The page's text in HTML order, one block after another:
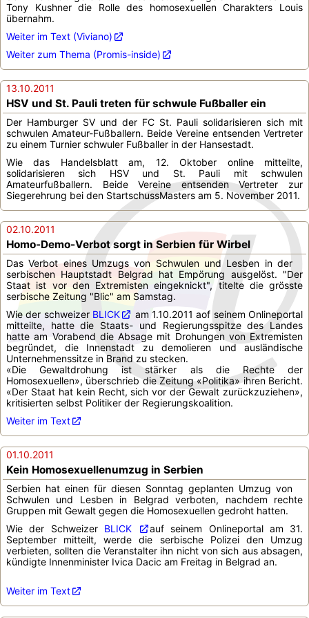
Tony Kushner die Rolle des homosexuellen Charakters Louis
übernahm.
Weiter im Text (Viviano)
Weiter zum Thema (Promis-inside)
13.10.2011
HSV und St. Pauli treten für schwule Fußballer ein
Der Hamburger SV und der FC St. Pauli solidarisieren sich mit
schwulen Amateur-Fußballern. Beide Vereine entsenden Vertreter
zu einem Turnier schwuler Fußballer in der Hansestadt.
Wie das Handelsblatt am, 12. Oktober online mitteilte,
solidarisieren sich HSV und St. Pauli mit schwulen
Amateurfußballern. Beide Vereine entsenden Vertreter zur
Siegerehrung bei den StartschussMasters am 5. November 2011.
02.10.2011
Homo-Demo-Verbot sorgt in Serbien für Wirbel
Das Verbot eines Umzugs von Schwulen und Lesben in der
serbischen Hauptstadt Belgrad hat Empörung ausgelöst. "Der
Staat ist vor den Extremisten eingeknickt", titelte die grösste
serbische Zeitung "Blic" am Samstag.
Wie der schweizer BLICK
am 1.10.2011 aof seinem Onlineportal
mitteilte, hatte die Staats- und Regierungsspitze des Landes
hatte am Vorabend die Absage mit Drohungen von Extremisten
begründet, die Innenstadt zu demolieren und ausländische
Unternehmenssitze in Brand zu stecken.
«Die Gewaltdrohung ist stärker als die Rechte der
Homosexuellen», überschrieb die Zeitung «Politika» ihren Bericht.
«Der Staat hat kein Recht, sich vor der Gewalt zurückzuziehen»,
kritisierten selbst Politiker der Regierungskoalition.
Weiter im Text
01.10.2011
Kein Homosexuellenumzug in Serbien
Serbien hat einen für diesen Sonntag geplanten Umzug von
Schwulen und Lesben in Belgrad verboten, nachdem rechte
Gruppen mit Gewalt gegen die Homosexuellen gedroht hatten.
Wie der Schweizer BLICK
auf seinem Onlineportal am 31.
September mitteilt, werde die serbische Polizei den Umzug
verbieten, sollten die Veranstalter ihn nicht von sich aus absagen,
kündigte Innenminister Ivica Dacic am Freitag in Belgrad an.
Weiter im Text